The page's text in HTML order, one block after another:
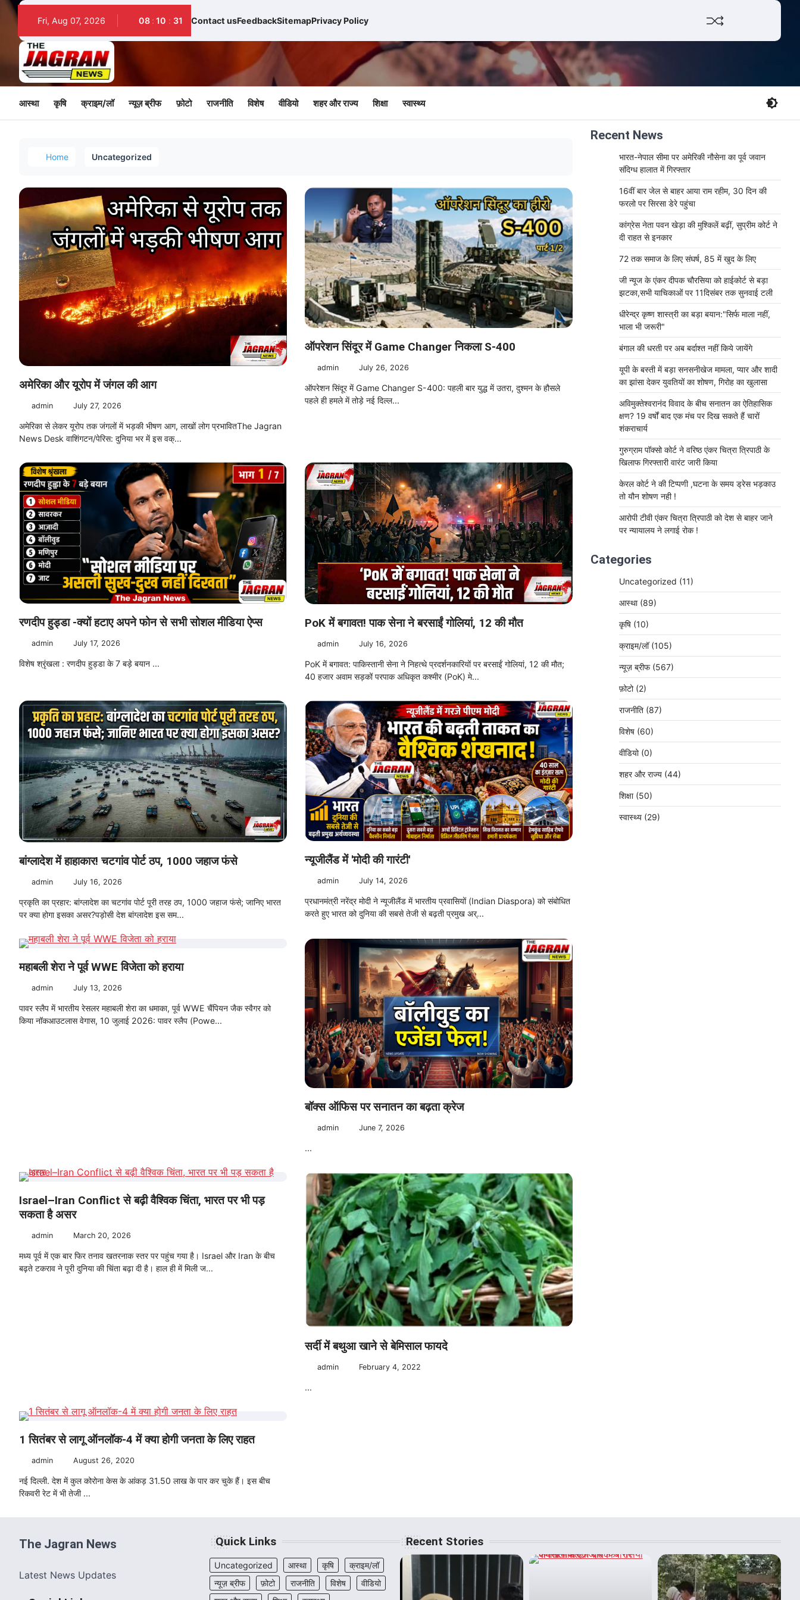
Fri, Aug 07, 2026 08 : 10 : 32 Contact usFeedbackSitemapPrivacy Policy
आस्था कृषि क्राइम/लॉ न्यूज़ ब्रीफ फ़ोटो राजनीति विशेष वीडियो शहर और राज्य शिक्षा स्वास्थ्य
Home Uncategorized
अमेरिका और यूरोप में जंगल की आग
admin July 27, 2026
अमेरिका से लेकर यूरोप तक जंगलों में भड़की भीषण आग, लाखों लोग प्रभावित ​The Jagran
News Desk वाशिंगटन/पेरिस: दुनिया भर में इस वक्...
ऑपरेशन सिंदूर में Game Changer निकला S-400
admin July 26, 2026
ऑपरेशन सिंदूर में Game Changer S-400: पहली बार युद्ध में उतरा, दुश्मन के हौसले
पहले ही हमले में तोड़े नई दिल्ल...
रणदीप हुड्डा -क्यों हटाए अपने फोन से सभी सोशल मीडिया ऐप्स
admin July 17, 2026
विशेष श्रृंखला : रणदीप हुड्डा के 7 बड़े बयान ...
PoK में बगावत! पाक सेना ने बरसाईं गोलियां, 12 की मौत
admin July 16, 2026
PoK में बगावत: पाकिस्तानी सेना ने निहत्थे प्रदर्शनकारियों पर बरसाईं गोलियां, 12 की मौत;
40 हजार अवाम सड़कों पर ​पाक अधिकृत कश्मीर (PoK) मे...
बांग्लादेश में हाहाकार! चटगांव पोर्ट ठप, 1000 जहाज फंसे
admin July 16, 2026
प्रकृति का प्रहार: बांग्लादेश का चटगांव पोर्ट पूरी तरह ठप, 1000 जहाज फंसे; जानिए भारत
पर क्या होगा इसका असर? ​पड़ोसी देश बांग्लादेश इस सम...
न्यूजीलैंड में 'मोदी की गारंटी'
admin July 14, 2026
प्रधानमंत्री नरेंद्र मोदी ने न्यूजीलैंड में भारतीय प्रवासियों (Indian Diaspora) को संबोधित
करते हुए भारत को दुनिया की सबसे तेजी से बढ़ती प्रमुख अर्...
महाबली शेरा ने पूर्व WWE विजेता को हराया
admin July 13, 2026
पावर स्लैप में भारतीय रेसलर महाबली शेरा का धमाका, पूर्व WWE चैंपियन जैक स्वैगर को
किया नॉकआउट ​लास वेगास, 10 जुलाई 2026: पावर स्लैप (Powe...
बॉक्स ऑफिस पर सनातन का बढ़ता क्रेज
admin June 7, 2026
...
Israel–Iran Conflict से बढ़ी वैश्विक चिंता, भारत पर भी पड़
सकता है असर
admin March 20, 2026
मध्य पूर्व में एक बार फिर तनाव खतरनाक स्तर पर पहुंच गया है। Israel और Iran के बीच
बढ़ते टकराव ने पूरी दुनिया की चिंता बढ़ा दी है। हाल ही में मिली ज...
सर्दी में बथुआ खाने से बेमिसाल फायदे
admin February 4, 2022
...
1 सितंबर से लागू ऑनलॉक-4 में क्या होगी जनता के लिए राहत
admin August 26, 2020
नई दिल्ली. देश में कुल कोरोना केस के आंकड़ 31.50 लाख के पार कर चुके हैं। इस बीच
रिकवरी रेट में भी तेजी ...
Recent News
भारत-नेपाल सीमा पर अमेरिकी नौसेना का पूर्व जवान
संदिग्ध हालात में गिरफ्तार
16वीं बार जेल से बाहर आया राम रहीम, 30 दिन की
फरलो पर सिरसा डेरे पहुंचा
कांग्रेस नेता पवन खेड़ा की मुश्किलें बढ़ीं, सुप्रीम कोर्ट ने
दी राहत से इनकार
72 तक समाज के लिए संघर्ष, 85 में खुद के लिए
जी न्यूज के एंकर दीपक चौरसिया को हाईकोर्ट से बड़ा
झटका,सभी याचिकाओं पर 11दिसंबर तक सुनवाई टली
धीरेन्द्र कृष्ण शास्त्री का बड़ा बयान:"सिर्फ माला नहीं,
भाला भी जरूरी"
बंगाल की धरती पर अब बर्दाश्त नहीं किये जायेंगे
यूपी के बस्ती में बड़ा सनसनीखेज मामला, प्यार और शादी
का झांसा देकर युवतियों का शोषण, गिरोह का खुलासा
अविमुक्तेश्वरानंद विवाद के बीच सनातन का ऐतिहासिक
क्षण? 19 वर्षों बाद एक मंच पर दिख सकते हैं चारों
शंकराचार्य
गुरुग्राम पॉक्सो कोर्ट ने वरिष्ठ एंकर चित्रा त्रिपाठी के
खिलाफ गिरफ्तारी वारंट जारी किया
केरल कोर्ट ने की टिप्पणी ,घटना के समय ड्रेस भड़काउ
तो यौन शोषण नही !
आरोपी टीवी एंकर चित्रा त्रिपाठी को देश से बाहर जाने
पर न्यायालय ने लगाई रोक !
Categories
Uncategorized (11)
आस्था (89)
कृषि (10)
क्राइम/लॉ (105)
न्यूज़ ब्रीफ (567)
फ़ोटो (2)
राजनीति (87)
विशेष (60)
वीडियो (0)
शहर और राज्य (44)
शिक्षा (50)
स्वास्थ्य (29)
The Jagran News
Latest News Updates
Quick Links
Uncategorized आस्था कृषि
क्राइम/लॉ
न्यूज़ ब्रीफ
फ़ोटो राजनीति विशेष
वीडियो
Recent Stories